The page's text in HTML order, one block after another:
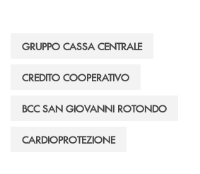
GRUPPO CASSA CENTRALE
CREDITO COOPERATIVO
BCC SAN GIOVANNI ROTONDO
CARDIOPROTEZIONE